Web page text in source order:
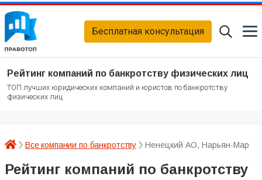
Бесплатная консультация
Рейтинг компаний по банкротству физических лиц
ТОП лучших юридических компаний и юристов по банкротству
физических лиц
Все компании по банкротству Ненецкий АО, Нарьян-Мар
Рейтинг компаний по банкротству